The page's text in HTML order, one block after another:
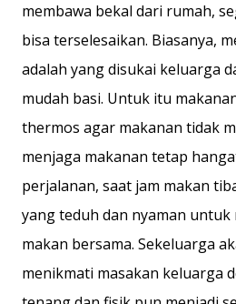
membawa bekal dari rumah,
bisa terselesaikan. Biasanya,
adalah yang disukai keluarga
mudah basi. Untuk itu
thermos agar makanan tidak
menjaga makanan tetap
perjalanan, saat jam makan
yang teduh dan nyaman untuk
makan bersama. Sekeluarga
menikmati masakan keluarga